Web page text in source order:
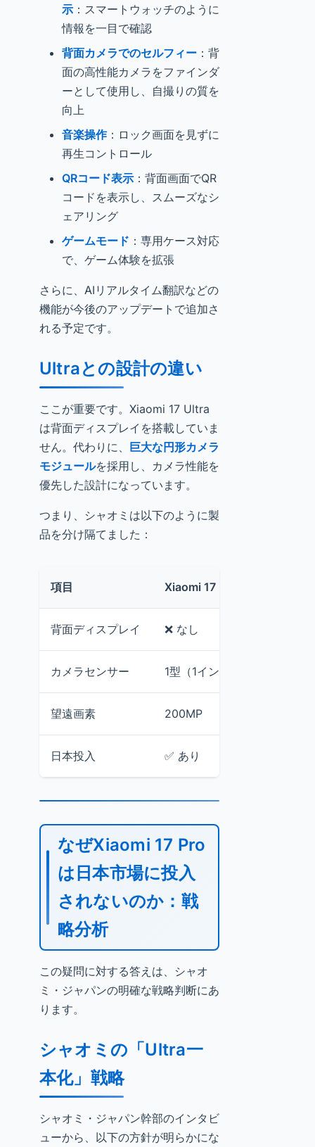
示 ：スマートウォッチのように
情報を一目で確認
背面カメラでのセルフィー ：背
面の高性能カメラをファインダ
ーとして使用し、自撮りの質を
向上
音楽操作：ロック画面を見ずに
再生コントロール
QRコード表示 ：背面画面でQR
コードを表示し、スムーズなシ
ェアリング
ゲームモード ：専用ケース対応
で、ゲーム体験を拡張
さらに、AIリアルタイム翻訳などの
機能が今後のアップデートで追加さ
れる予定です。
Ultraとの設計の違い
ここが重要です。Xiaomi 17 Ultra
は背面ディスプレイを搭載していま
せん。代わりに、 巨大な円形カメラ
モジュールを採用し、カメラ性能を
優先した設計になっています。
つまり、シャオミは以下のように製
品を分け隔てました：
項目 Xiaomi 17 Ultra
背面ディスプレイ ❌ なし
カメラセンサー 1型（1インチ）
望遠画素 200MP
日本投入 ✅ あり
なぜXiaomi 17 Pro
は日本市場に投入
されないのか：戦
略分析
この疑問に対する答えは、シャオ
ミ・ジャパンの明確な戦略判断にあ
ります。
シャオミの「Ultra一
本化」戦略
シャオミ・ジャパン幹部のインタビ
ューから、以下の方針が明らかにな